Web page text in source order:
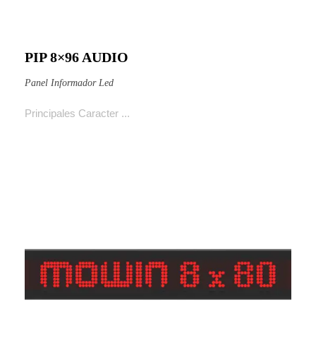
PIP 8×96 AUDIO
Panel Informador Led
Principales Caracter ...
Ver producto